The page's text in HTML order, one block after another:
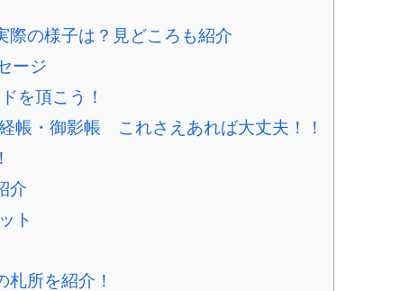
際の様子は？見どころも紹介
ージ
を頂こう！
帳・御影帳 これさえあれば大丈夫！！
介
ト
所を紹介！